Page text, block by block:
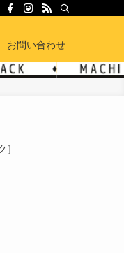
お問い合わせ
］